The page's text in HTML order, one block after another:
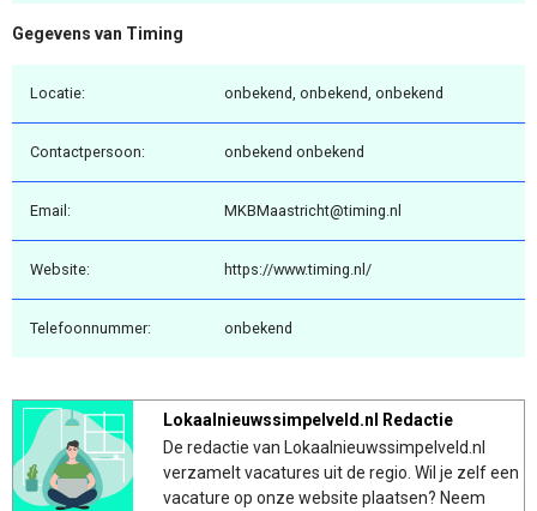
Gegevens van Timing
Locatie: onbekend, onbekend, onbekend
Contactpersoon: onbekend onbekend
Email: MKBMaastricht@timing.nl
Website: https://www.timing.nl/
Telefoonnummer: onbekend
Lokaalnieuwssimpelveld.nl Redactie
De redactie van Lokaalnieuwssimpelveld.nl
verzamelt vacatures uit de regio. Wil je zelf een
vacature op onze website plaatsen? Neem